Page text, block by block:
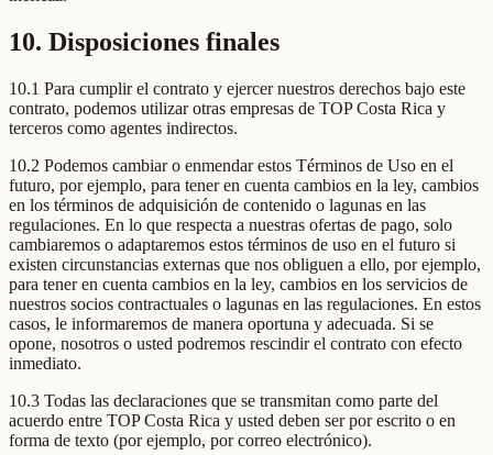
10. Disposiciones finales
10.1 Para cumplir el contrato y ejercer nuestros derechos bajo este
contrato, podemos utilizar otras empresas de TOP Costa Rica y
terceros como agentes indirectos.
10.2 Podemos cambiar o enmendar estos Términos de Uso en el
futuro, por ejemplo, para tener en cuenta cambios en la ley, cambios
en los términos de adquisición de contenido o lagunas en las
regulaciones. En lo que respecta a nuestras ofertas de pago, solo
cambiaremos o adaptaremos estos términos de uso en el futuro si
existen circunstancias externas que nos obliguen a ello, por ejemplo,
para tener en cuenta cambios en la ley, cambios en los servicios de
nuestros socios contractuales o lagunas en las regulaciones. En estos
casos, le informaremos de manera oportuna y adecuada. Si se
opone, nosotros o usted podremos rescindir el contrato con efecto
inmediato.
10.3 Todas las declaraciones que se transmitan como parte del
acuerdo entre TOP Costa Rica y usted deben ser por escrito o en
forma de texto (por ejemplo, por correo electrónico).